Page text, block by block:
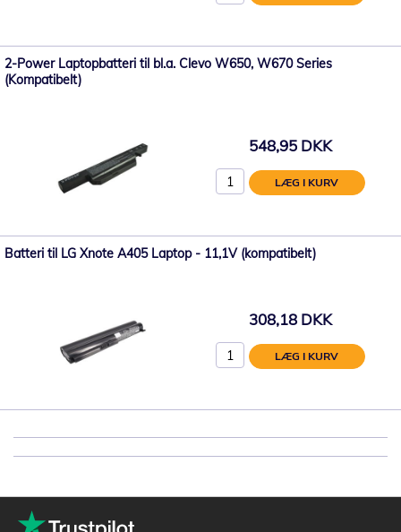
2-Power Laptopbatteri til bl.a. Clevo W650, W670 Series
(Kompatibelt)
548,95 DKK
LÆG I KURV
Batteri til LG Xnote A405 Laptop - 11,1V (kompatibelt)
308,18 DKK
LÆG I KURV